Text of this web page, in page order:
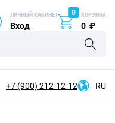
ЛИЧНЫЙ КАБИНЕТ
Вход
0 КОРЗИНА
0 ₽
+7 (900) 212-12-12 RU